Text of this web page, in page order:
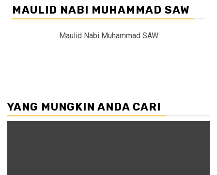
MAULID NABI MUHAMMAD SAW
Maulid Nabi Muhammad SAW
YANG MUNGKIN ANDA CARI